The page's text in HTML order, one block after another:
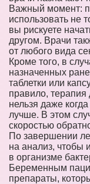
Важный момент:
использовать не
вы рискуете
другом. Врачи
от любого вида
Кроме того, в
назначенных
таблетки или
правило,
нельзя даже
лучше. В этом
скоростью
По завершении
на анализ, чтобы
в организме
Беременным
препараты,